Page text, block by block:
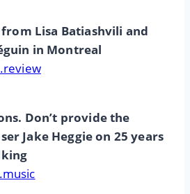
Lisa Batiashvili and
in Montreal
Don’t provide the
Jake Heggie on 25 years